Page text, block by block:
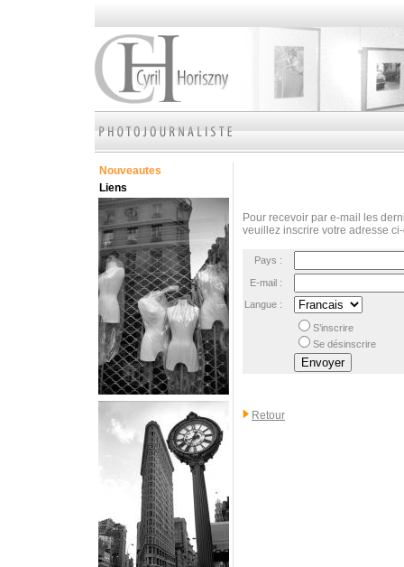
Nouveautes
Liens
Pour recevoir par e-mail les
veuillez inscrire votre adresse
Pays :
E-mail :
Langue :
S’inscrire
Se désinscrire
Retour